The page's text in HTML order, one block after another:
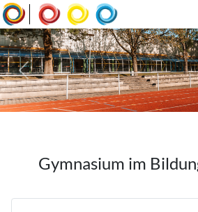
Gymnasium im